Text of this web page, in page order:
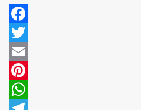
Facebook
Twitter
Email
Pinterest
WhatsApp